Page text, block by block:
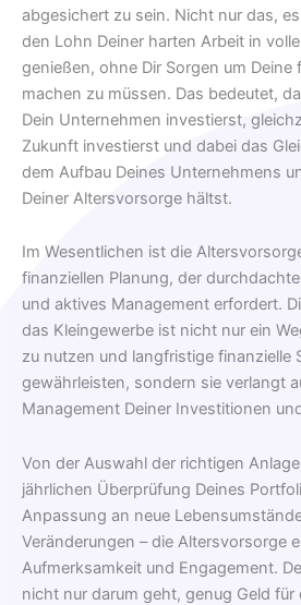
abgesichert zu sein. Nicht nur das,
den Lohn Deiner harten Arbeit in
genießen, ohne Dir Sorgen um Deine
machen zu müssen. Das bedeutet,
Dein Unternehmen investierst,
Zukunft investierst und dabei das
dem Aufbau Deines Unternehmens
Deiner Altersvorsorge hältst.
Im Wesentlichen ist die
finanziellen Planung, der
und aktives Management erfordert.
das Kleingewerbe ist nicht nur ein
zu nutzen und langfristige finanzielle
gewährleisten, sondern sie verlangt
Management Deiner Investitionen
Von der Auswahl der richtigen
jährlichen Überprüfung Deines
Anpassung an neue
Veränderungen – die Altersvorsorge
Aufmerksamkeit und Engagement.
nicht nur darum geht, genug Geld für